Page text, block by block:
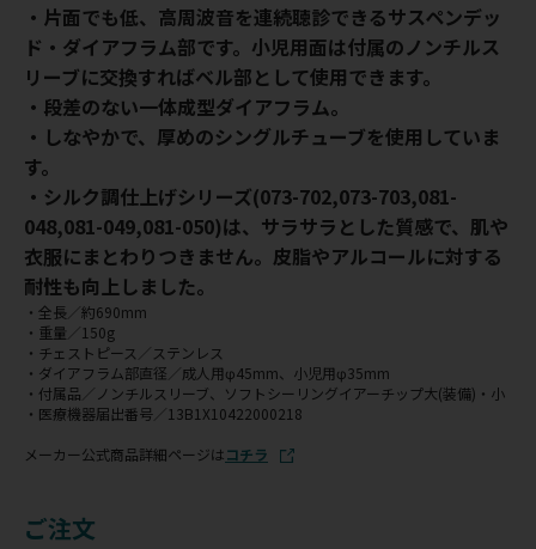
・片面でも低、高周波音を連続聴診できるサスペンデッ
ド・ダイアフラム部です。小児用面は付属のノンチルス
リーブに交換すればベル部として使用できます。
・段差のない一体成型ダイアフラム。
・しなやかで、厚めのシングルチューブを使用していま
す。
・シルク調仕上げシリーズ(073-702,073-703,081-
048,081-049,081-050)は、サラサラとした質感で、肌や
衣服にまとわりつきません。皮脂やアルコールに対する
耐性も向上しました。
・全長／約690mm
・重量／150g
・チェストピース／ステンレス
・ダイアフラム部直径／成人用φ45mm、小児用φ35mm
・付属品／ノンチルスリーブ、ソフトシーリングイアーチップ大(装備)・小
・医療機器届出番号／13B1X10422000218
メーカー公式商品詳細ページはコチラ
ご注文